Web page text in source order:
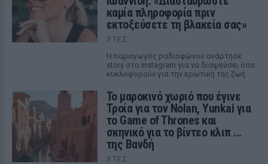
καμία πληροφορία πριν
εκτοξεύσετε τη βλακεία σας»
ΧΤΕΣ
Η παραγωγός ραδιοφώνου ανάρτησε
story στο Instagram για να διαψεύσει όσα
κυκλοφορούν για την ερωτική της ζωή
Το μαροκινό χωριό που έγινε
Τροία για τον Nolan, Yunkai για
το Game of Thrones και
σκηνικό για το βίντεο κλιπ ...
της Βανδή
ΧΤΕΣ